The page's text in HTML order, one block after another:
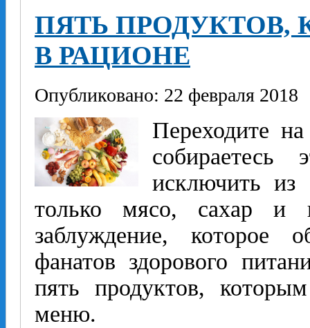
ПЯТЬ ПРОДУКТОВ,
В РАЦИОНЕ
Опубликовано: 22 февраля 2018
Переходите
собираетесь
исключить из
только мясо, сахар и
заблуждение, которое
фанатов здорового
пять продуктов,
меню.